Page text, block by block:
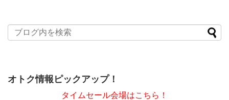
オトク情報ピックアップ！
タイムセール会場はこちら！